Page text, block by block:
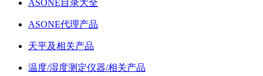
ASONE目录大全
ASONE代理产品
天平及相关产品
温度/湿度测定仪器/相关产品